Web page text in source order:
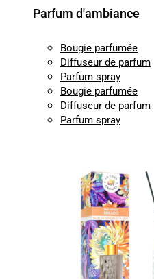
Parfum d'ambiance
Bougie parfumée
Diffuseur de parfum
Parfum spray
Bougie parfumée
Diffuseur de parfum
Parfum spray